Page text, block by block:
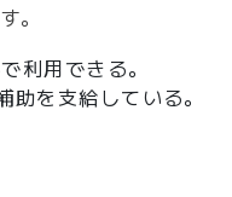
。
利用できる。
を支給している。